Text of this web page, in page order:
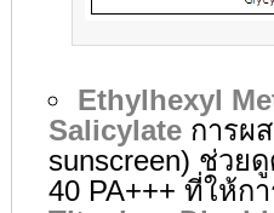
Ethylhexyl
Salicylate การผ
sunscreen) ช่วย
40 PA+++ ที่ให้ก